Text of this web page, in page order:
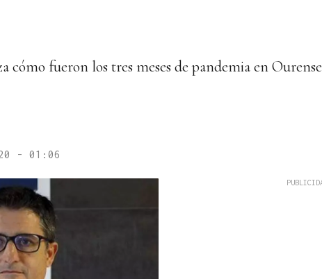
fueron los tres meses de pandemia en Ourense
- 01:06